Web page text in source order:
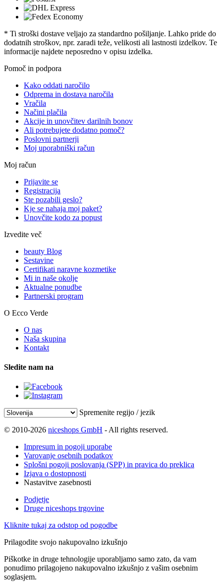
* Ti stroški dostave veljajo za standardno pošiljanje. Lahko pride do
dodatnih stroškov, npr. zaradi teže, velikosti ali lastnosti izdelkov. Te
informacije najdete neposredno v opisu izdelka.
Pomoč in podpora
Kako oddati naročilo
Odprema in dostava naročila
Vračila
Načini plačila
Akcije in unovčitev darilnih bonov
Ali potrebujete dodatno pomoč?
Poslovni partnerji
Moj uporabniški račun
Moj račun
Prijavite se
Registracija
Ste pozabili geslo?
Kje se nahaja moj paket?
Unovčite kodo za popust
Izvedite več
beauty Blog
Sestavine
Certifikati naravne kozmetike
Mi in naše okolje
Aktualne ponudbe
Partnerski program
O Ecco Verde
O nas
Naša skupina
Kontakt
Sledite nam na
Spremenite regijo / jezik
© 2010-2026 niceshops GmbH - All rights reserved.
Impresum in pogoji uporabe
Varovanje osebnih podatkov
Splošni pogoji poslovanja (SPP) in pravica do preklica
Izjava o dostopnosti
Nastavitve zasebnosti
Podjetje
Druge niceshops trgovine
Kliknite tukaj za odstop od pogodbe
Prilagodite svojo nakupovalno izkušnjo
Piškotke in druge tehnologije uporabljamo samo zato, da vam
ponudimo prilagojeno nakupovalno izkušnjo z vašim osebnim
soglasjem.